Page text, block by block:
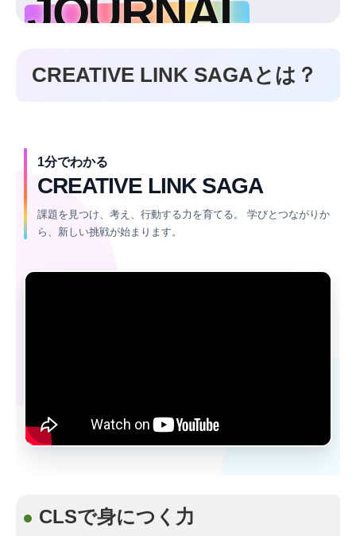
JOURNAL
リアルな様子をお届けします
CREATIVE LINK SAGAとは？
1分でわかる
CREATIVE LINK SAGA
課題を見つけ、考え、行動する力を育てる。
学びとつながりか
ら、新しい挑戦が始まります。
CLSで身につく力